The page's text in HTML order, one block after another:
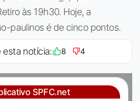
às 19h30. Hoje, a
paulinos é de cinco pontos.
esta notícia: 8 4
SPFC.net